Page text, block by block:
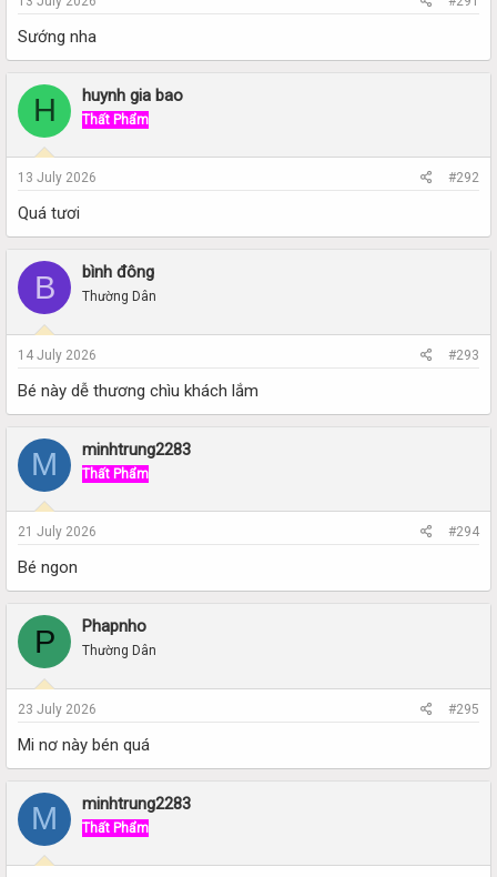
Sướng nha
H huynh gia bao
Thất Phẩm
13 July 2026 #292
Quá tươi
B bình đông
Thường Dân
14 July 2026 #293
Bé này dễ thương chìu khách lắm
M minhtrung2283
Thất Phẩm
21 July 2026 #294
Bé ngon
P Phapnho
Thường Dân
23 July 2026 #295
Mi nơ này bén quá
M minhtrung2283
Thất Phẩm